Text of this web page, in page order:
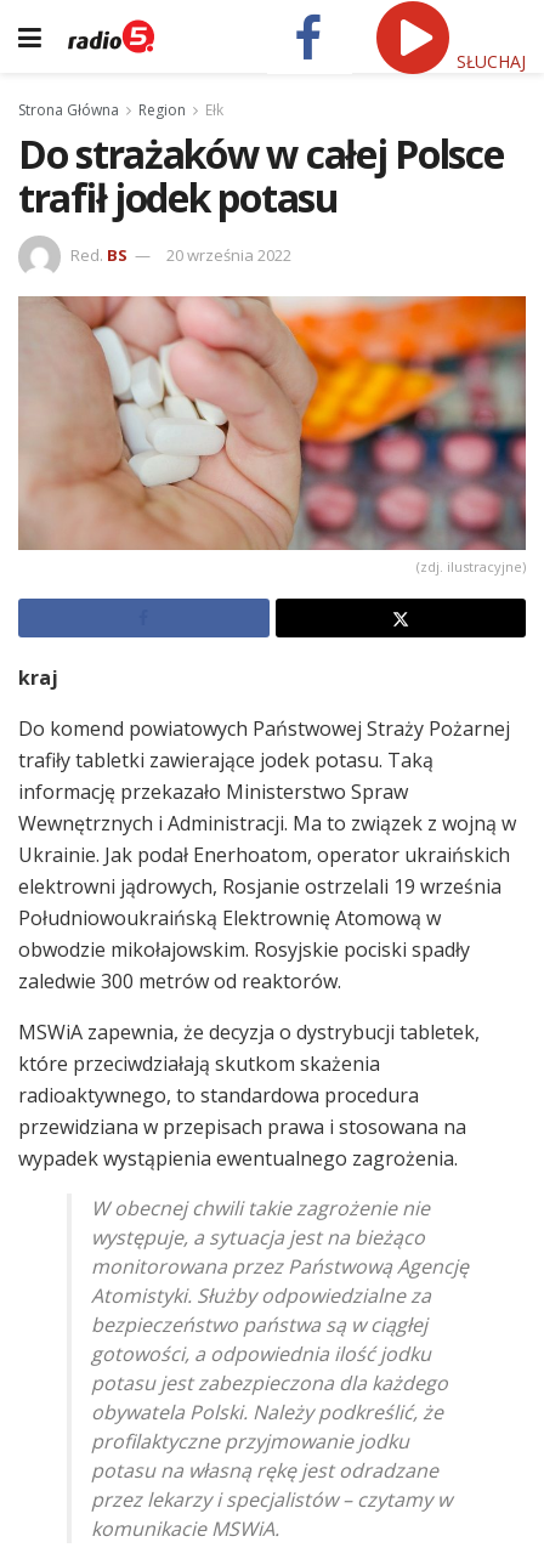
SŁUCHAJ
Strona Główna Region Ełk
Do strażaków w całej Polsce
trafił jodek potasu
Red. BS 20 września 2022
(zdj. ilustracyjne)
kraj
Do komend powiatowych Państwowej Straży Pożarnej
trafiły tabletki zawierające jodek potasu. Taką
informację przekazało Ministerstwo Spraw
Wewnętrznych i Administracji. Ma to związek z wojną w
Ukrainie. Jak podał Enerhoatom, operator ukraińskich
elektrowni jądrowych, Rosjanie ostrzelali 19 września
Południowoukraińską Elektrownię Atomową w
obwodzie mikołajowskim. Rosyjskie pociski spadły
zaledwie 300 metrów od reaktorów.
MSWiA zapewnia, że decyzja o dystrybucji tabletek,
które przeciwdziałają skutkom skażenia
radioaktywnego, to standardowa procedura
przewidziana w przepisach prawa i stosowana na
wypadek wystąpienia ewentualnego zagrożenia.
W obecnej chwili takie zagrożenie nie
występuje, a sytuacja jest na bieżąco
monitorowana przez Państwową Agencję
Atomistyki. Służby odpowiedzialne za
bezpieczeństwo państwa są w ciągłej
gotowości, a odpowiednia ilość jodku
potasu jest zabezpieczona dla każdego
obywatela Polski. Należy podkreślić, że
profilaktyczne przyjmowanie jodku
potasu na własną rękę jest odradzane
przez lekarzy i specjalistów – czytamy w
komunikacie MSWiA.